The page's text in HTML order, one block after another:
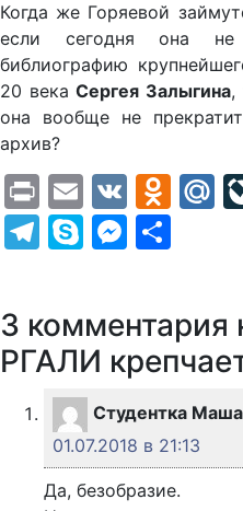
Когда же Горяевой
если сегодня она не
библиографию
20 векаСергея Залыгина,
она вообще не
архив?
PrintEmail
VK
Telegram
Skype
3 комментария
РГАЛИ
Студентка Маша
01.07.2018 в 21:13
Да, безобразие.